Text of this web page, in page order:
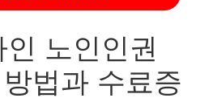
노인인권
법과 수료증